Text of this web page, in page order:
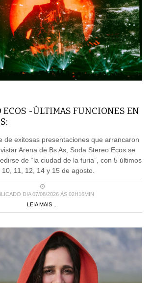
ECOS -ÚLTIMAS FUNCIONES EN
de exitosas presentaciones que arrancaron
Arena de Bs As, Soda Stereo Ecos se
de “la ciudad de la furia”, con 5 últimos
11, 12, 14 y 15 de agosto.
DIA 07/08/2026 ÀS 02H16MIN
LEIA MAIS ...